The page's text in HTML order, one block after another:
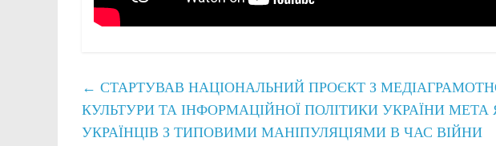
← СТАРТУВАВ НАЦІОНАЛЬНИЙ ПРОЄКТ З
КУЛЬТУРИ ТА ІНФОРМАЦІЙНОЇ ПОЛІТИКИ УКРАЇНИ
УКРАЇНЦІВ З ТИПОВИМИ МАНІПУЛЯЦІЯМИ В ЧАС ВІЙНИ